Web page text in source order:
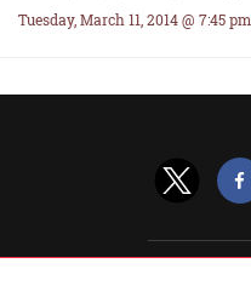
Tuesday, March 11, 2014 @ 7:45 pm